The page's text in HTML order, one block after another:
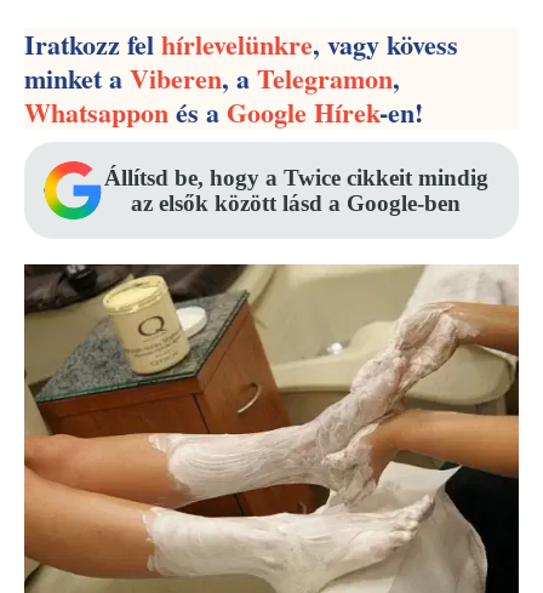
Iratkozz felhírlevelünkre, vagy kövess
minket aViberen, aTelegramon,
Whatsapponés aGoogle Hírek-en!
Állítsd be, hogy a Twice cikkeit mindig
az elsők között lásd a Google-ben